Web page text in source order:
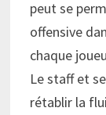
peut se
offensive
chaque
Le staff et
rétablir la